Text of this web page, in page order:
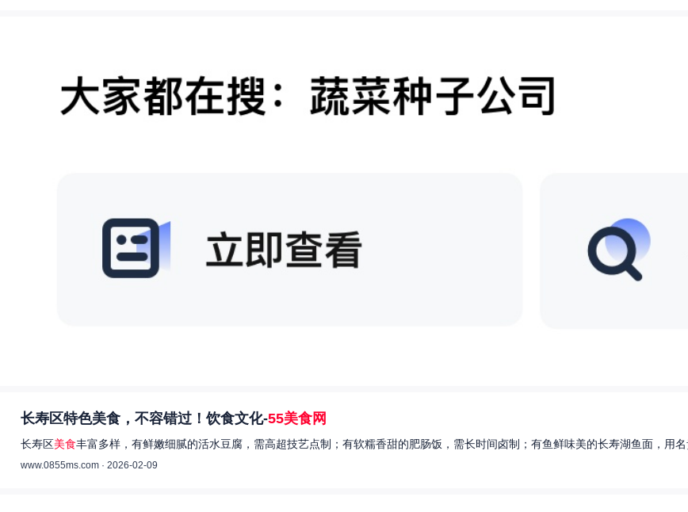
长寿区特色美食，不容错过！饮食文化-55美食网
长寿区美食丰富多样，有鲜嫩细腻的活水豆腐，需高超技艺点制；有软糯香甜的肥肠饭，需长时间卤制；有鱼鲜味美的长寿湖鱼面，用
www.0855ms.com · 2026-02-09